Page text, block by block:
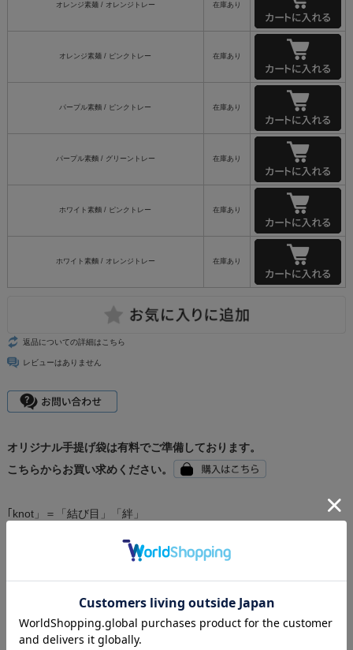
オレンジ素麺 / オレンジトレー 在庫あり
オレンジ素麺 / ピンクトレー 在庫あり
パープル素麵 / ピンクトレー 在庫あり
パープル素麵 / グリーントレー 在庫あり
ホワイト素麵 / ピンクトレー 在庫あり
ホワイト素麵 / オレンジトレー 在庫あり
返品についての詳細はこちら
レビューはありません
オリジナル手提げ袋は有料でご準備しております。
こちらからお買い求めください。
｢knot」＝「結び目」「絆」